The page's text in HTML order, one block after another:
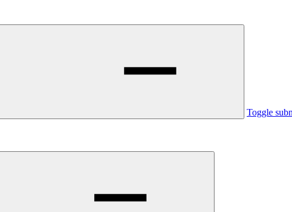
Toggle